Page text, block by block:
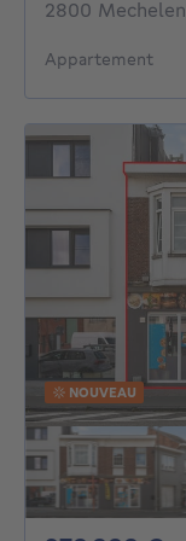
2800 Mechelen
Appartement
NOUVEAU